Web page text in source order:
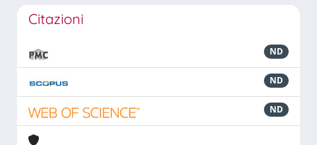
Citazioni
ND
ND
ND